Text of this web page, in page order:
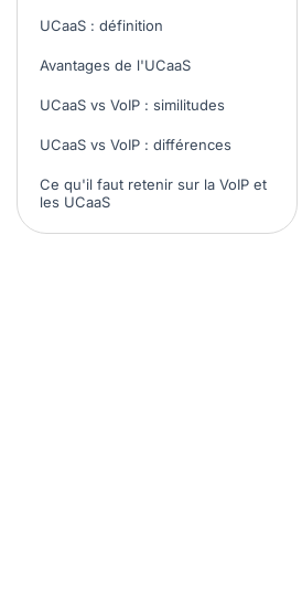
UCaaS : définition
Avantages de l'UCaaS
UCaaS vs VoIP : similitudes
UCaaS vs VoIP : différences
Ce qu'il faut retenir sur la VoIP et
les UCaaS